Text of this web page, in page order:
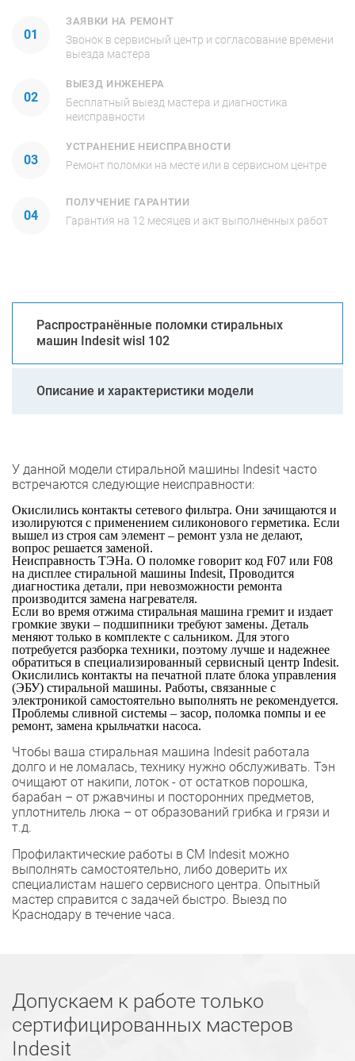
01
ЗАЯВКИ НА РЕМОНТ
Звонок в сервисный центр и согласование времени
выезда мастера
02
ВЫЕЗД ИНЖЕНЕРА
Бесплатный выезд мастера и диагностика
неисправности
03
УСТРАНЕНИЕ НЕИСПРАВНОСТИ
Ремонт поломки на месте или в сервисном центре
04
ПОЛУЧЕНИЕ ГАРАНТИИ
Гарантия на 12 месяцев и акт выполненных работ
Распространённые поломки стиральных
машин Indesit wisl 102
Описание и характеристики модели
У данной модели стиральной машины Indesit часто
встречаются следующие неисправности:
Окислились контакты сетевого фильтра. Они зачищаются и
изолируются с применением силиконового герметика. Если
вышел из строя сам элемент – ремонт узла не делают,
вопрос решается заменой.
Неисправность ТЭНа. О поломке говорит код F07 или F08
на дисплее стиральной машины Indesit, Проводится
диагностика детали, при невозможности ремонта
производится замена нагревателя.
Если во время отжима стиральная машина гремит и издает
громкие звуки – подшипники требуют замены. Деталь
меняют только в комплекте с сальником. Для этого
потребуется разборка техники, поэтому лучше и надежнее
обратиться в специализированный сервисный центр Indesit.
Окислились контакты на печатной плате блока управления
(ЭБУ) стиральной машины. Работы, связанные с
электроникой самостоятельно выполнять не рекомендуется.
Проблемы сливной системы – засор, поломка помпы и ее
ремонт, замена крыльчатки насоса.
Чтобы ваша стиральная машина Indesit работала
долго и не ломалась, технику нужно обслуживать. Тэн
очищают от накипи, лоток - от остатков порошка,
барабан – от ржавчины и посторонних предметов,
уплотнитель люка – от образований грибка и грязи и
т.д.
Профилактические работы в СМ Indesit можно
выполнять самостоятельно, либо доверить их
специалистам нашего сервисного центра. Опытный
мастер справится с задачей быстро. Выезд по
Краснодару в течение часа.
Допускаем к работе только
сертифицированных мастеров
Indesit